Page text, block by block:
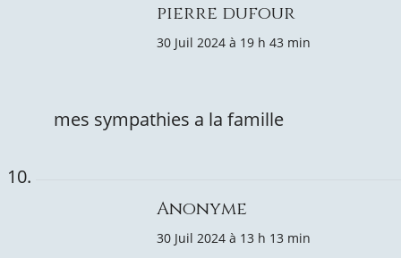
pierre dufour
30 Juil 2024 à 19 h 43 min
mes sympathies a la famille
Anonyme
30 Juil 2024 à 13 h 13 min